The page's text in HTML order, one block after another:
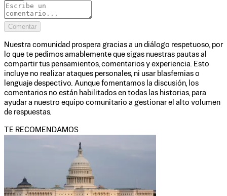
Comentar
Nuestra comunidad prospera gracias a un diálogo respetuoso, por
lo que te pedimos amablemente que sigas nuestras pautas al
compartir tus pensamientos, comentarios y experiencia. Esto
incluye no realizar ataques personales, ni usar blasfemias o
lenguaje despectivo. Aunque fomentamos la discusión, los
comentarios no están habilitados en todas las historias, para
ayudar a nuestro equipo comunitario a gestionar el alto volumen
de respuestas.
TE RECOMENDAMOS